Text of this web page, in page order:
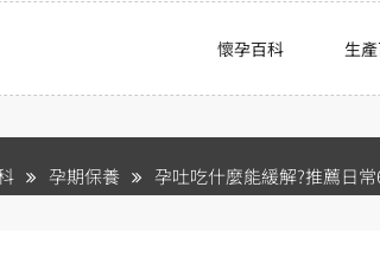
懷孕百科 生
孕期保養 孕吐吃什麼能緩解?推薦日